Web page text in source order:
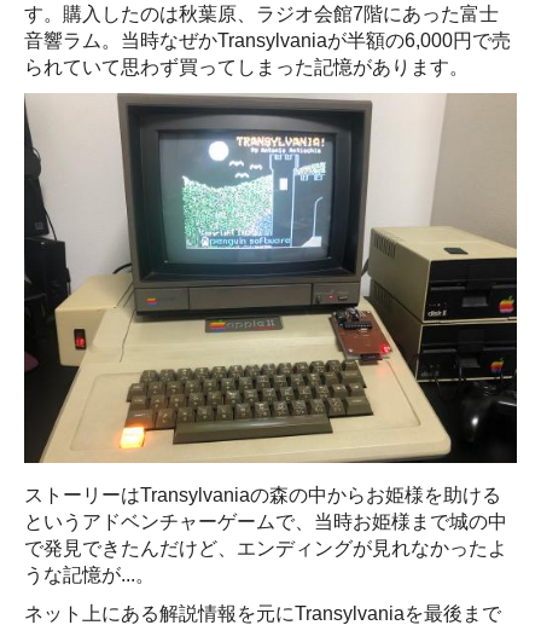
す。購入したのは秋葉原、ラジオ会館7階にあった富士
音響ラム。当時なぜかTransylvaniaが半額の6,000円で売
られていて思わず買ってしまった記憶があります。
ストーリーはTransylvaniaの森の中からお姫様を助ける
というアドベンチャーゲームで、当時お姫様まで城の中
で発見できたんだけど、エンディングが見れなかったよ
うな記憶が...。
ネット上にある解説情報を元にTransylvaniaを最後まで